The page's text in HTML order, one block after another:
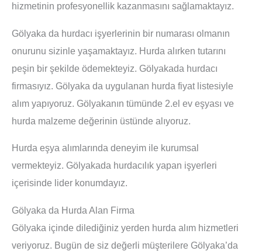
hizmetinin profesyonellik kazanmasını sağlamaktayız.
Gölyaka da hurdacı işyerlerinin bir numarası olmanın
onurunu sizinle yaşamaktayız. Hurda alırken tutarını
peşin bir şekilde ödemekteyiz. Gölyakada hurdacı
firmasıyız. Gölyaka da uygulanan hurda fiyat listesiyle
alım yapıyoruz. Gölyakanın tümünde 2.el ev eşyası ve
hurda malzeme değerinin üstünde alıyoruz.
Hurda eşya alımlarında deneyim ile kurumsal
vermekteyiz. Gölyakada hurdacılık yapan işyerleri
içerisinde lider konumdayız.
Gölyaka da Hurda Alan Firma
Gölyaka içinde dilediğiniz yerden hurda alım hizmetleri
veriyoruz. Bugün de siz değerli müşterilere Gölyaka’da